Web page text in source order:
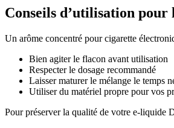
Conseils d’utilisation
Un arôme concentré pour cigarette
Bien agiter le flacon avant utilisation
Respecter le dosage recommandé
Laisser maturer le mélange le temps
Utiliser du matériel propre pour vos
Pour préserver la qualité de votre e-liquide